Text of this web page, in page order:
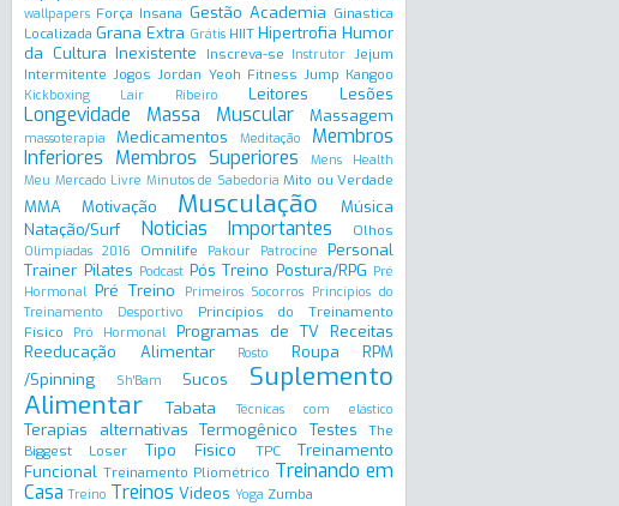
wallpapers Força Insana Gestão Academia Ginastica
Localizada Grana Extra Grátis HIITHipertrofia Humor
da Cultura Inexistente
Inscreva-se Instrutor Jejum
Intermitente Jogos Jordan Yeoh Fitness Jump Kangoo
Kickboxing Lair Ribeiro Leitores Lesões
Longevidade Massa Muscular Massagem
massoterapia Medicamentos Meditação
Membros
Inferiores Membros Superiores
Mens Health
Meu Mercado Livre Minutos de Sabedoria Mito ou Verdade
MMA Motivação Musculação
Música
Natação/Surf
Noticias Importantes Olhos
Olimpíadas 2016 Omnilife Pakour Patrocine
Personal
Trainer Pilates Podcast Pós Treino Postura/RPG Pré
Hormonal Pré Treino Primeiros Socorros
Princípios do
Treinamento Desportivo
Princípios do Treinamento
Físico
Pró Hormonal Programas de TV Receitas
Reeducação Alimentar
Rosto Roupa
RPM
/Spinning
Sh'Bam Sucos
Suplemento
Alimentar
Tabata Técnicas com elástico
Terapias alternativas Termogênico Testes
The
Biggest Loser
Tipo Fisico TPC
Treinamento
Funcional Treinamento Pliométrico Treinando em
Casa Treino Treinos Videos Yoga Zumba